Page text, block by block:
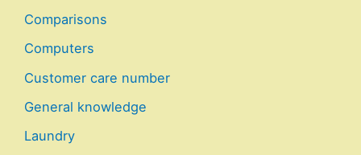
Comparisons
Computers
Customer care number
General knowledge
Laundry